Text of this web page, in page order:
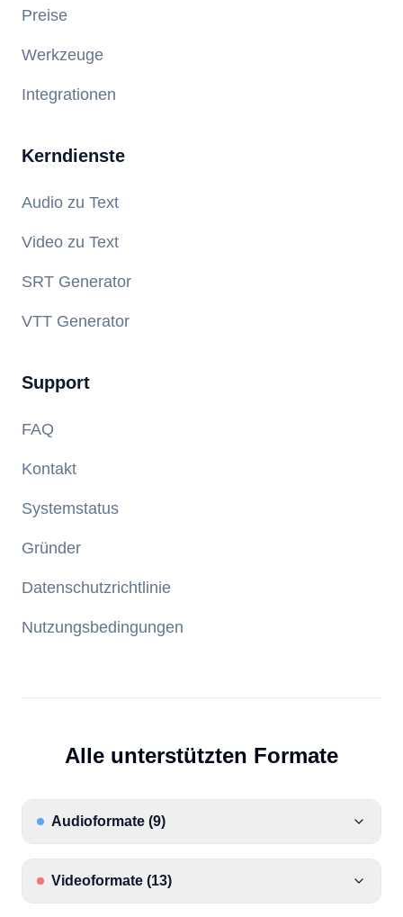
Preise
Werkzeuge
Integrationen
Kerndienste
Audio zu Text
Video zu Text
SRT Generator
VTT Generator
Support
FAQ
Kontakt
Systemstatus
Gründer
Datenschutzrichtlinie
Nutzungsbedingungen
Alle unterstützten Formate
Audioformate (9)
Videoformate (13)